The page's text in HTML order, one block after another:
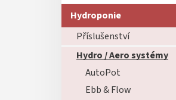
Hydroponie
Příslušenství
Hydro / Aero systémy
AutoPot
Ebb & Flow